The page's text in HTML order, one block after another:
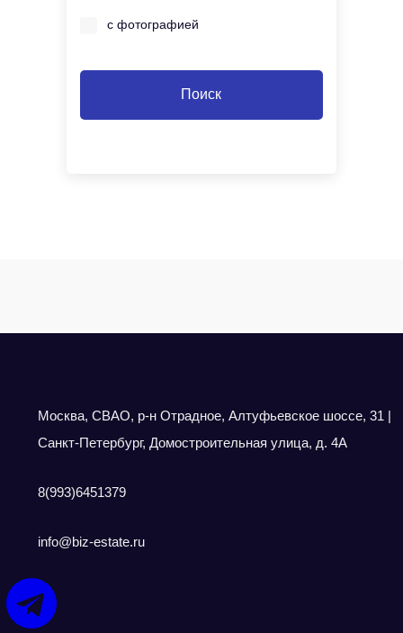
с фотографией
Москва, СВАО, р-н Отрадное, Алтуфьевское шоссе, 31 |
Санкт-Петербург, Домостроительная улица, д. 4А
8(993)6451379
info@biz-estate.ru